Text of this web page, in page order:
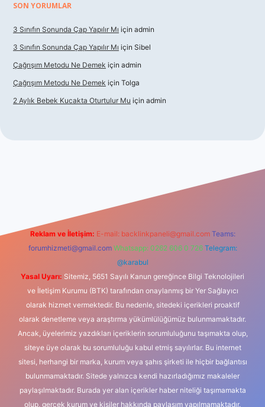
SON YORUMLAR
3 Sınıfın Sonunda Çap Yapılır Mı için admin
3 Sınıfın Sonunda Çap Yapılır Mı için Sibel
Çağrışım Metodu Ne Demek için admin
Çağrışım Metodu Ne Demek için Tolga
2 Aylık Bebek Kucakta Oturtulur Mu için admin
Reklam ve İletişim: E-mail: backlinkpaneli@gmail.com Teams:
forumhizmeti@gmail.com Whatsapp: 0262 606 0 726 Telegram:
@karabul
Yasal Uyarı: Sitemiz, 5651 Sayılı Kanun gereğince Bilgi Teknolojileri
ve İletişim Kurumu (BTK) tarafından onaylanmış bir Yer Sağlayıcı
olarak hizmet vermektedir. Bu nedenle, sitedeki içerikleri proaktif
olarak denetleme veya araştırma yükümlülüğümüz bulunmamaktadır.
Ancak, üyelerimiz yazdıkları içeriklerin sorumluluğunu taşımakta olup,
siteye üye olarak bu sorumluluğu kabul etmiş sayılırlar. Bu internet
sitesi, herhangi bir marka, kurum veya şahıs şirketi ile hiçbir bağlantısı
bulunmamaktadır. Sitede yalnızca kendi hazırladığımız makaleler
paylaşılmaktadır. Burada yer alan içerikler haber niteliği taşımamakta
olup, gerçek kurum ve kişiler hakkında paylaşım yapılmamaktadır.